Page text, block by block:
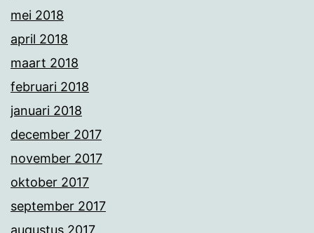
mei 2018
april 2018
maart 2018
februari 2018
januari 2018
december 2017
november 2017
oktober 2017
september 2017